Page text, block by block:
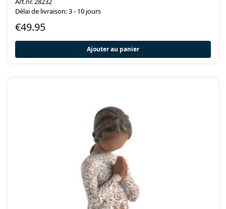
Délai de livraison: 3 - 10 jours
€49.95
Ajouter au panier